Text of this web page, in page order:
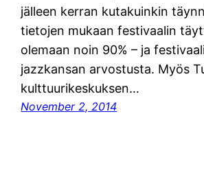
jälleen kerran kutakuinkin
tietojen mukaan festivaalin
olemaan noin 90% – ja
jazzkansan arvostusta. Myös
kulttuurikeskuksen…
November 2, 2014